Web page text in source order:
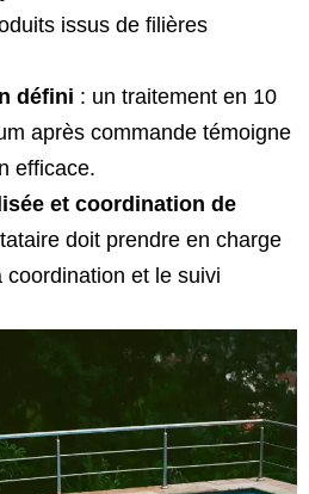
issus de filières
défini : un traitement en 10
après commande témoigne
efficace.
et coordination de
doit prendre en charge
coordination et le suivi